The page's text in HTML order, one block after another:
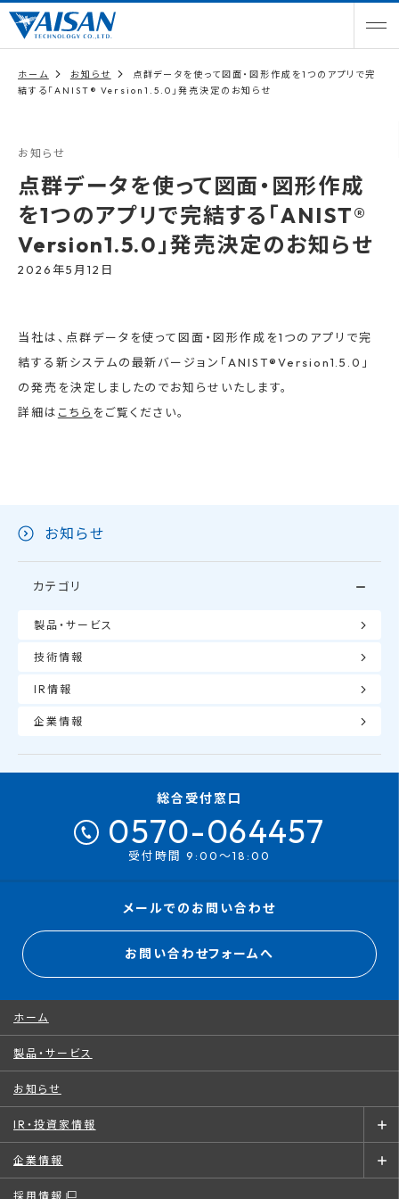
ホーム お知らせ
点群データを使って図面・図形作成を1つのアプリで完
結する「ANIST® Version1.5.0」発売決定のお知らせ
お知らせ
点群データを使って図面・図形作成
を1つのアプリで完結する「ANIST®
Version1.5.0」発売決定のお知らせ
2026年5月12日
当社は、点群データを使って図面・図形作成を1つのアプリで完
結する新システムの最新バージョン「ANIST®Version1.5.0」
の発売を決定しましたのでお知らせいたします。
詳細は こちら をご覧ください。
お知らせ
カテゴリ
製品・サービス
技術情報
IR情報
企業情報
総合受付窓口
0570-064457
受付時間 9:00～18:00
メールでのお問い合わせ
お問い合わせフォームへ
ホーム
製品・サービス
お知らせ
IR・投資家情報
企業情報
採用情報